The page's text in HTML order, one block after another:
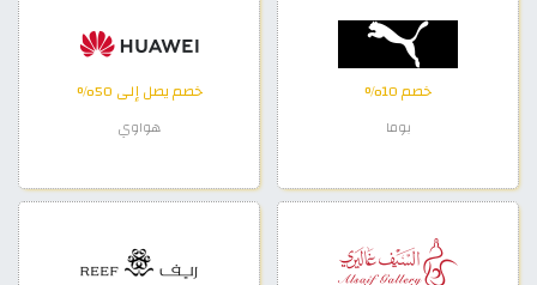
خصم 10%
بوما
خصم يصل إلى 50%
هواوي